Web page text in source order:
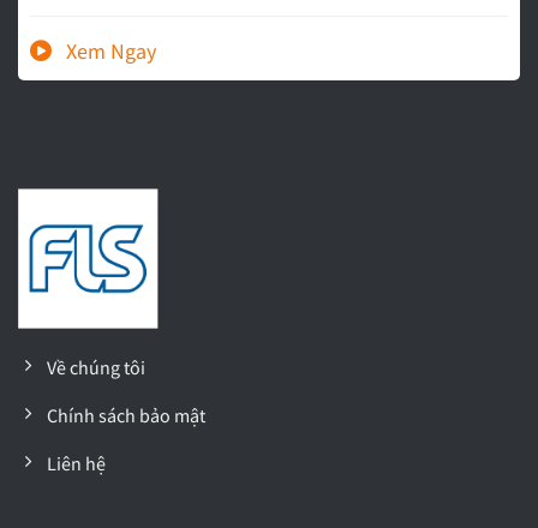
Về chúng tôi
Chính sách bảo mật
Liên hệ